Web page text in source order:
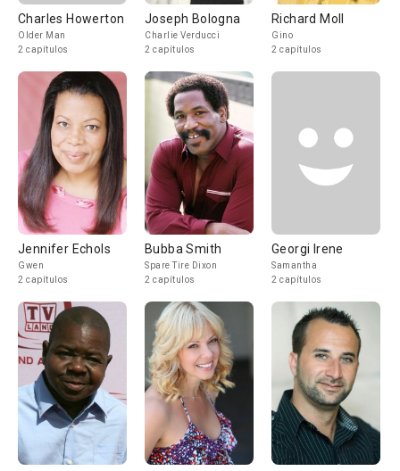
Charles Howerton
Older Man
2 capítulos
Joseph Bologna
Charlie Verducci
2 capítulos
Richard Moll
Gino
2 capítulos
Jennifer Echols
Gwen
2 capítulos
Bubba Smith
Spare Tire Dixon
2 capítulos
Georgi Irene
Samantha
2 capítulos